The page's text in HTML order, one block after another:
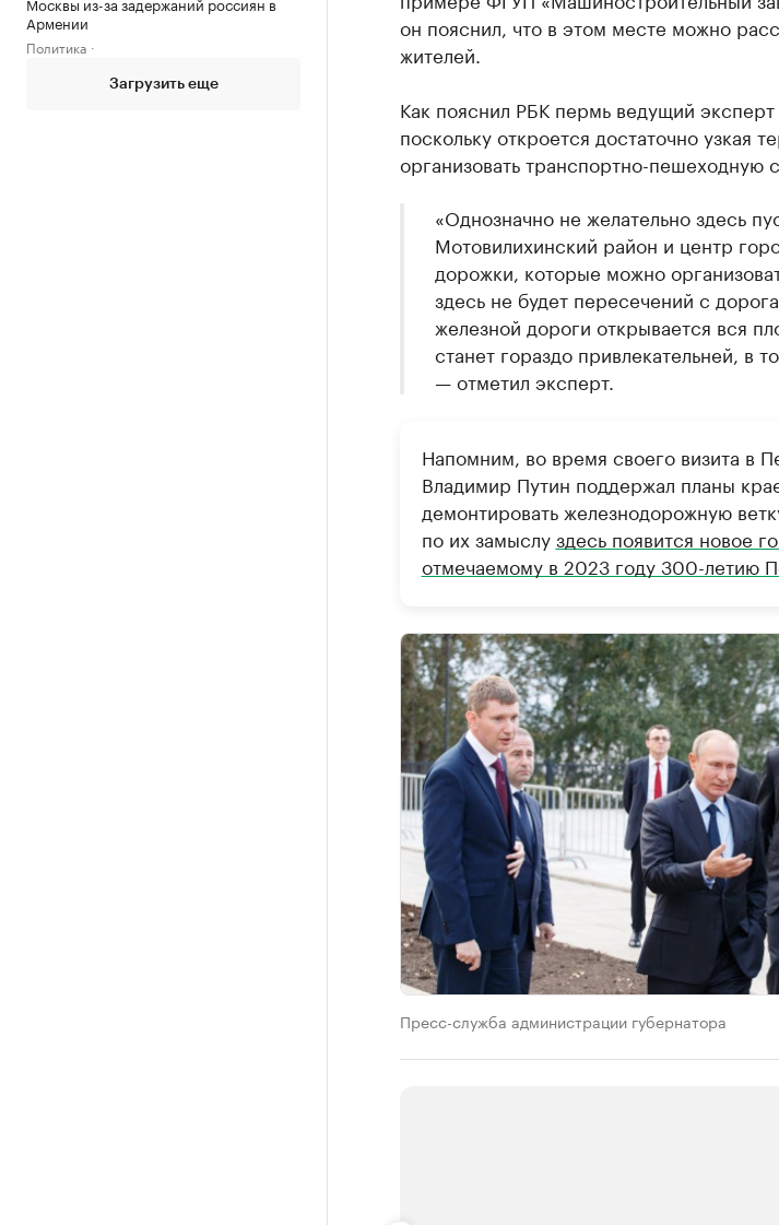
Армении
Политика
Загрузить еще
он пояснил, что в этом месте можно
жителей.
Как пояснил РБК пермь ведущий эксперт
поскольку откроется достаточно узкая
организовать транспортно-пешеходную
«Однозначно не желательно здесь
Мотовилихинский район и центр
дорожки, которые можно
здесь не будет пересечений с
железной дороги открывается вся
станет гораздо привлекательней, в
— отметил эксперт.
Напомним, во время своего визита в
Владимир Путин поддержал планы
демонтировать железнодорожную
по их замыслуздесь появится новое
отмечаемому в 2023 году 300-летию
Пресс-служба администрации губернатора